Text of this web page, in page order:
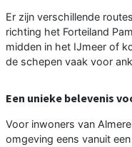
Er zijn verschillende
richting het Forteiland
midden in het IJmeer of
de schepen vaak voor
Een unieke belevenis
Voor inwoners van
omgeving eens vanuit